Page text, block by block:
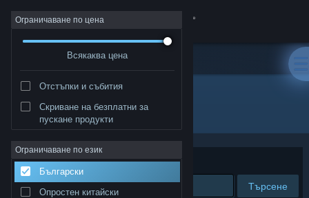
Вписване
Относно
Поддръжка
Ограничаване по цена
Всякаква цена
Отстъпки и събития
Скриване на безплатни за
пускане продукти
Ограничаване по език
Български
Опростен китайски
Разработчик: mino_dev
Сортиране по Съответстване
Търсене